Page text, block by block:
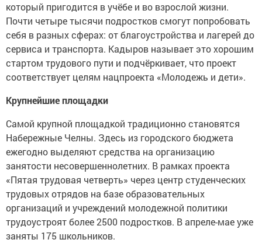
который пригодится в учёбе и во взрослой жизни.
Почти четыре тысячи подростков смогут попробовать
себя в разных сферах: от благоустройства и лагерей до
сервиса и транспорта. Кадыров называет это хорошим
стартом трудового пути и подчёркивает, что проект
соответствует целям нацпроекта «Молодежь и дети».
Крупнейшие площадки
Самой крупной площадкой традиционно становятся
Набережные Челны. Здесь из городского бюджета
ежегодно выделяют средства на организацию
занятости несовершеннолетних. В рамках проекта
«Пятая трудовая четверть» через центр студенческих
трудовых отрядов на базе образовательных
организаций и учреждений молодежной политики
трудоустроят более 2500 подростков. В апреле-мае уже
заняты 175 школьников.